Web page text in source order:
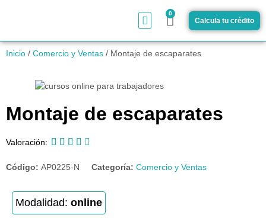
0
Calcula tu crédito
Inicio / Comercio y Ventas / Montaje de escaparates
Montaje de escaparates
Valoración:     
Código: AP0225-N Categoría: Comercio y Ventas
Modalidad: online